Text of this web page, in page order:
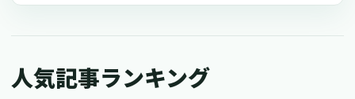
「納得」して、安心して導入を検討できることを目指してまとめ
看護師がYouTube副業を成功させるコツについてご紹介します。
に興味がある一般の方もぜひ参考にしてくださいね。
人気記事ランキング